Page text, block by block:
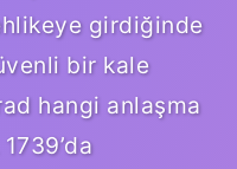
girdiğinde
bir kale
hangi anlaşma